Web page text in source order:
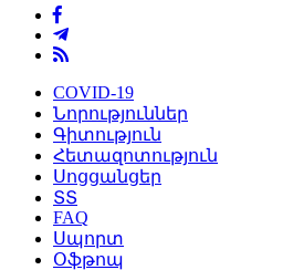
COVID-19
Նորություններ
Գիտություն
Հետազոտություն
Սոցցանցեր
ՏՏ
FAQ
Սպորտ
Օֆթոպ